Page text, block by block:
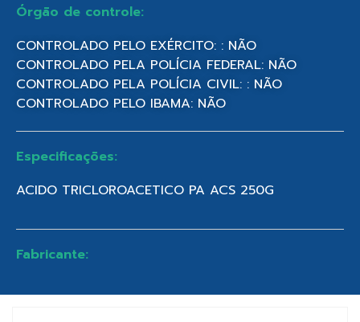
Órgão de controle:
CONTROLADO PELO EXÉRCITO: : NÃO
CONTROLADO PELA POLÍCIA FEDERAL: NÃO
CONTROLADO PELA POLÍCIA CIVIL: : NÃO
CONTROLADO PELO IBAMA: NÃO
Especificações:
ACIDO TRICLOROACETICO PA ACS 250G
Fabricante: